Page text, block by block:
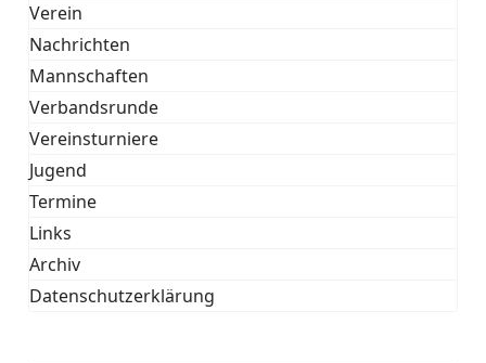
Verein
Nachrichten
Mannschaften
Verbandsrunde
Vereinsturniere
Jugend
Termine
Links
Archiv
Datenschutzerklärung